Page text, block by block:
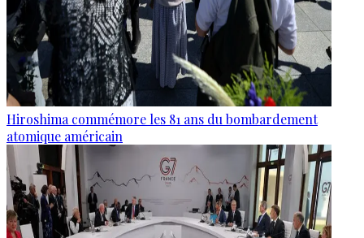
Hiroshima commémore les 81 ans du bombardement
atomique américain